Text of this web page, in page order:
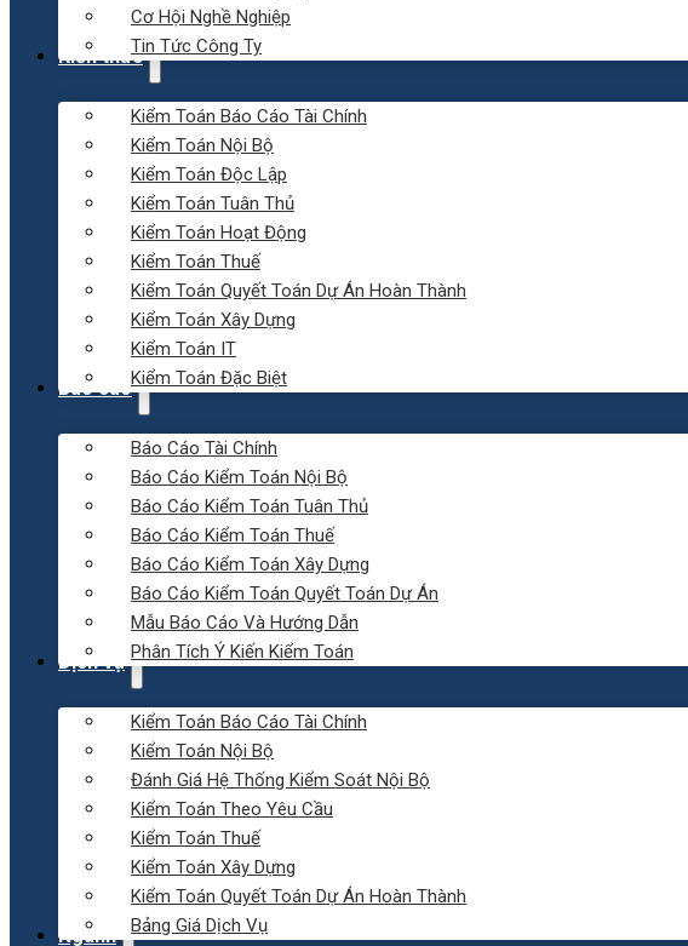
Cơ Hội Nghề Nghiệp
Tin Tức Công Ty
Kiến thức
Kiểm Toán Báo Cáo Tài Chính
Kiểm Toán Nội Bộ
Kiểm Toán Độc Lập
Kiểm Toán Tuân Thủ
Kiểm Toán Hoạt Động
Kiểm Toán Thuế
Kiểm Toán Quyết Toán Dự Án Hoàn Thành
Kiểm Toán Xây Dựng
Kiểm Toán IT
Kiểm Toán Đặc Biệt
Báo cáo
Báo Cáo Tài Chính
Báo Cáo Kiểm Toán Nội Bộ
Báo Cáo Kiểm Toán Tuân Thủ
Báo Cáo Kiểm Toán Thuế
Báo Cáo Kiểm Toán Xây Dựng
Báo Cáo Kiểm Toán Quyết Toán Dự Án
Mẫu Báo Cáo Và Hướng Dẫn
Phân Tích Ý Kiến Kiểm Toán
Dịch vụ
Kiểm Toán Báo Cáo Tài Chính
Kiểm Toán Nội Bộ
Đánh Giá Hệ Thống Kiểm Soát Nội Bộ
Kiểm Toán Theo Yêu Cầu
Kiểm Toán Thuế
Kiểm Toán Xây Dựng
Kiểm Toán Quyết Toán Dự Án Hoàn Thành
Bảng Giá Dịch Vụ
Ngành